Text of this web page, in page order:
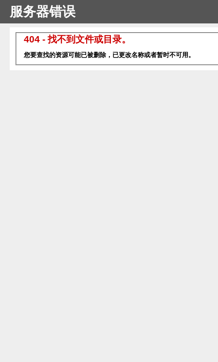
服务器错误
404 - 找不到文件或目录。
您要查找的资源可能已被删除，已更改名称或者暂时不可用。